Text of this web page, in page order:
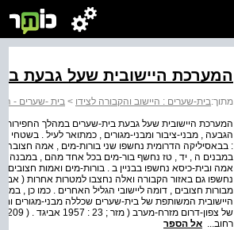
המערכת היישובית שעל גבעת
מתוך:בית-שערים : היישוב והקבורה לצידו > בית -שערים -
המערכת היישובית שעל גבעת בית-שערים במהלך החפירות
הגבעה , מבני-ציבור ומבני-מגורים , כמתואר לעיל .
: בבאסיליקה הדרומית נחשפו שני בורות-מים , אמה חצובה
במבנים ה , יד , טז נחשף בור-מים בכל אחד מהם , במבנה
אמה ובית-כיסא נחשפו בבניין ב . בורות-מים ואמות חצובים
מבורות חצובים , דומה ליישובי הגליל האחרים . כמו כן ,
היישובית המשותפת של בית-שערים שכללה מבני-מגורים
רחוב... אל הספר